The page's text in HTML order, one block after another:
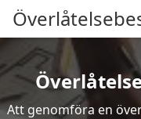
Att genomföra en